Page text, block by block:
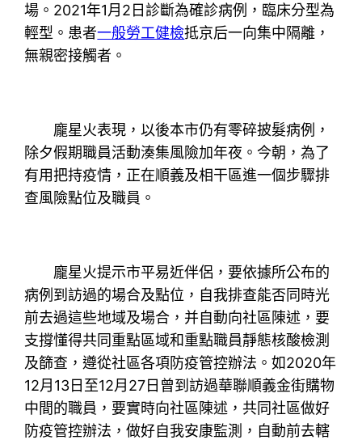
場。2021年1月2日診斷為確診病例，臨床分型為
輕型。患者一般勞工健檢抵京后一向集中隔離，
無親密接觸者。
龐星火表現，以後本市仍有零碎披髮病例，
除夕假期職員活動湊集風險加年夜。今朝，為了
有用把持疫情，正在順義及相干區進一個步驟排
查風險點位及職員。
龐星火提示市平易近伴侶，要依據所公布的
病例到訪過的場合及點位，自我排查能否同時光
前去過這些地域及場合，并自動向社區陳述，要
支撐懂得共同重點區域和重點職員靜態核酸檢測
及篩查，遵從社區各項防疫管控辦法。如2020年
12月13日至12月27日曾到訪過華聯順義金街購物
中間的職員，要實時向社區陳述，共同社區做好
防疫管控辦法，做好自我安康監測，自動前去轄